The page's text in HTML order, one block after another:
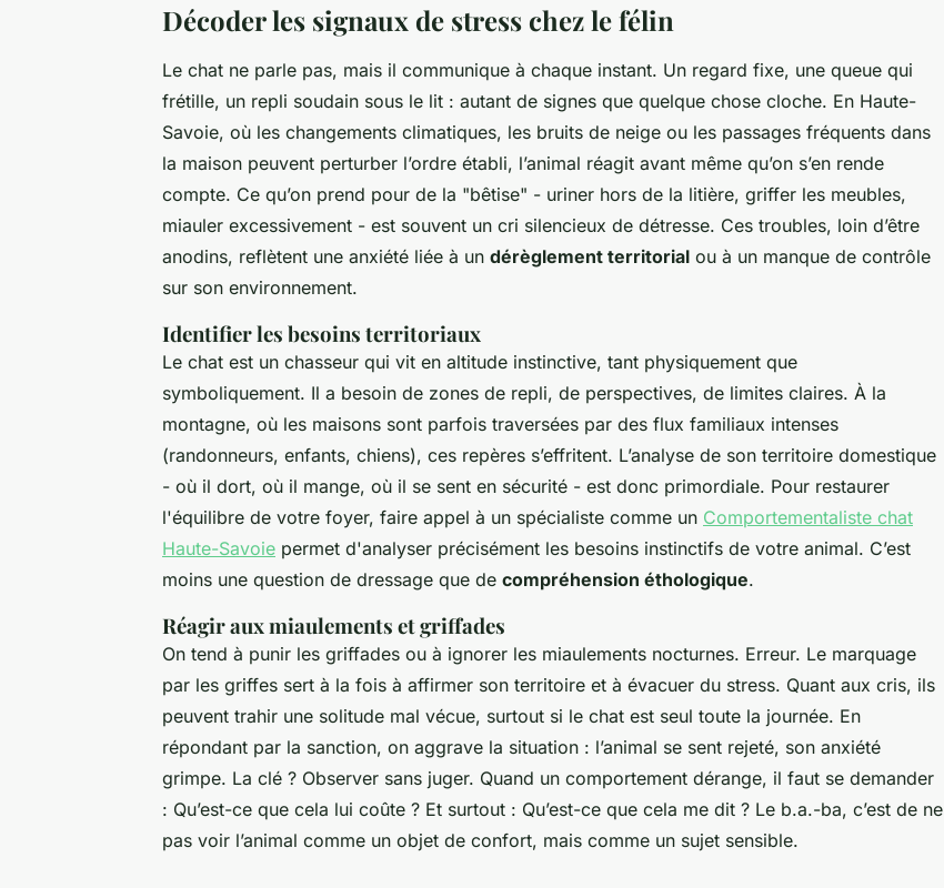
Décoder les signaux de stress chez le félin
Le chat ne parle pas, mais il communique à chaque instant. Un regard fixe, une queue qui
frétille, un repli soudain sous le lit : autant de signes que quelque chose cloche. En Haute-
Savoie, où les changements climatiques, les bruits de neige ou les passages fréquents dans
la maison peuvent perturber l’ordre établi, l’animal réagit avant même qu’on s’en rende
compte. Ce qu’on prend pour de la "bêtise" - uriner hors de la litière, griffer les meubles,
miauler excessivement - est souvent un cri silencieux de détresse. Ces troubles, loin d’être
anodins, reflètent une anxiété liée à un dérèglement territorial ou à un manque de contrôle
sur son environnement.
Identifier les besoins territoriaux
Le chat est un chasseur qui vit en altitude instinctive, tant physiquement que
symboliquement. Il a besoin de zones de repli, de perspectives, de limites claires. À la
montagne, où les maisons sont parfois traversées par des flux familiaux intenses
(randonneurs, enfants, chiens), ces repères s’effritent. L’analyse de son territoire domestique
- où il dort, où il mange, où il se sent en sécurité - est donc primordiale. Pour restaurer
l'équilibre de votre foyer, faire appel à un spécialiste comme un Comportementaliste chat
Haute-Savoie permet d'analyser précisément les besoins instinctifs de votre animal. C’est
moins une question de dressage que de compréhension éthologique.
Réagir aux miaulements et griffades
On tend à punir les griffades ou à ignorer les miaulements nocturnes. Erreur. Le marquage
par les griffes sert à la fois à affirmer son territoire et à évacuer du stress. Quant aux cris, ils
peuvent trahir une solitude mal vécue, surtout si le chat est seul toute la journée. En
répondant par la sanction, on aggrave la situation : l’animal se sent rejeté, son anxiété
grimpe. La clé ? Observer sans juger. Quand un comportement dérange, il faut se demander
: Qu’est-ce que cela lui coûte ? Et surtout : Qu’est-ce que cela me dit ? Le b.a.-ba, c’est de ne
pas voir l’animal comme un objet de confort, mais comme un sujet sensible.